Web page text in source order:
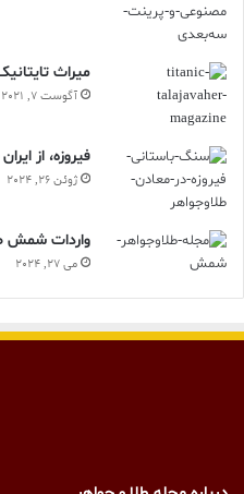
ميراث
آگوست 7, 2021
فیروزه، از
ژوئن 26, 2024
واردات شمش
می 27, 2024